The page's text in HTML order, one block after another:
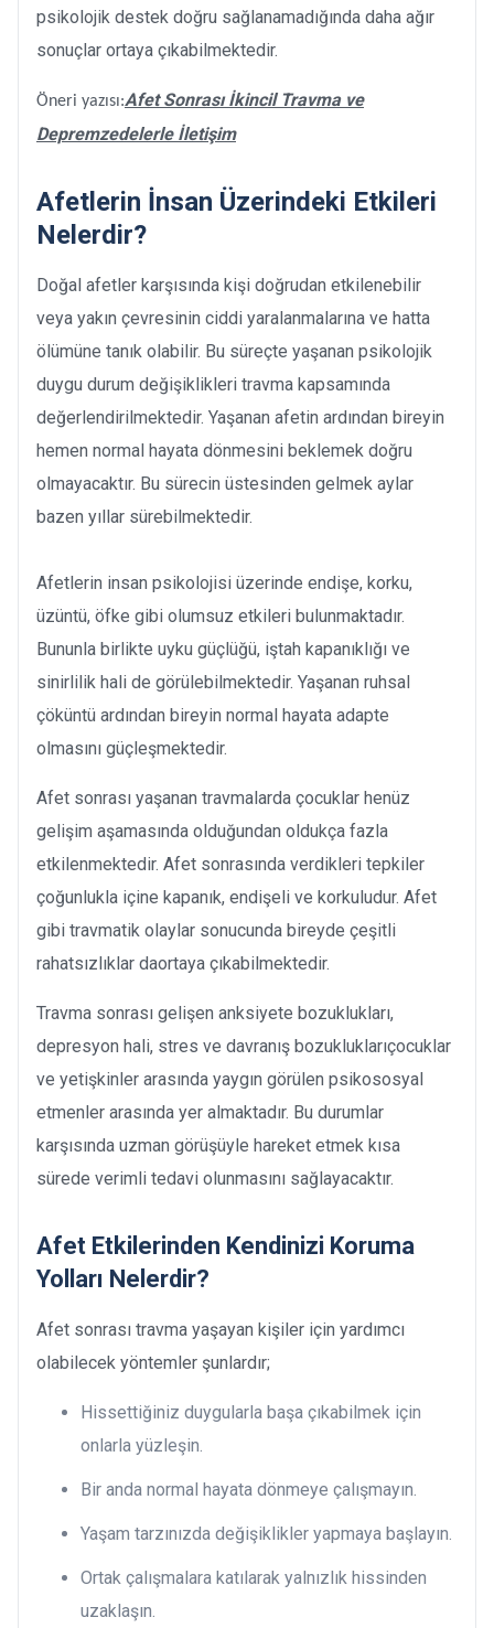
psikolojik destek doğru sağlanamadığında daha ağır
sonuçlar ortaya çıkabilmektedir.
Öneri yazısı:Afet Sonrası İkincil Travma ve
Depremzedelerle İletişim
Afetlerin İnsan Üzerindeki Etkileri
Nelerdir?
Doğal afetler karşısında kişi doğrudan etkilenebilir
veya yakın çevresinin ciddi yaralanmalarına ve hatta
ölümüne tanık olabilir. Bu süreçte yaşanan psikolojik
duygu durum değişiklikleri travma kapsamında
değerlendirilmektedir. Yaşanan afetin ardından bireyin
hemen normal hayata dönmesini beklemek doğru
olmayacaktır. Bu sürecin üstesinden gelmek aylar
bazen yıllar sürebilmektedir.
Afetlerin insan psikolojisi üzerinde endişe, korku,
üzüntü, öfke gibi olumsuz etkileri bulunmaktadır.
Bununla birlikte uyku güçlüğü, iştah kapanıklığı ve
sinirlilik hali de görülebilmektedir. Yaşanan ruhsal
çöküntü ardından bireyin normal hayata adapte
olmasını güçleşmektedir.
Afet sonrası yaşanan travmalarda çocuklar henüz
gelişim aşamasında olduğundan oldukça fazla
etkilenmektedir. Afet sonrasında verdikleri tepkiler
çoğunlukla içine kapanık, endişeli ve korkuludur. Afet
gibi travmatik olaylar sonucunda bireyde çeşitli
rahatsızlıklar daortaya çıkabilmektedir.
Travma sonrası gelişen anksiyete bozuklukları,
depresyon hali, stres ve davranış bozukluklarıçocuklar
ve yetişkinler arasında yaygın görülen psikososyal
etmenler arasında yer almaktadır. Bu durumlar
karşısında uzman görüşüyle hareket etmek kısa
sürede verimli tedavi olunmasını sağlayacaktır.
Afet Etkilerinden Kendinizi Koruma
Yolları Nelerdir?
Afet sonrası travma yaşayan kişiler için yardımcı
olabilecek yöntemler şunlardır;
Hissettiğiniz duygularla başa çıkabilmek için
onlarla yüzleşin.
Bir anda normal hayata dönmeye çalışmayın.
Yaşam tarzınızda değişiklikler yapmaya başlayın.
Ortak çalışmalara katılarak yalnızlık hissinden
uzaklaşın.